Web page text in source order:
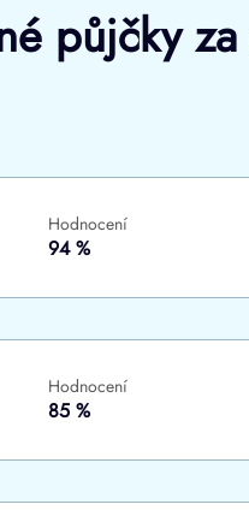
půjčky
Hodnocení
94 %
Hodnocení
85 %